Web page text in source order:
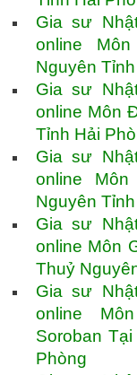
Gia sư
online
Nguyên
Gia sư
online Môn
Tỉnh Hải
Gia sư
online
Nguyên
Gia sư
online Môn
Thuỷ
Gia sư
online
Soroban
Phòng